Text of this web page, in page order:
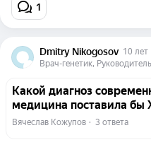
1
Dmitry Nikogosov 10 лет
Какой диагноз
медицина поставила бы
Вячеслав Кожупов · 3 ответа